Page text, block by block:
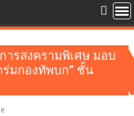
รสงครามพิเศษ มอบ
ร่มกองทัพบก” ชั้น